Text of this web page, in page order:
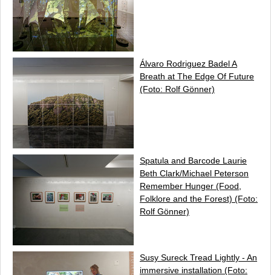
Álvaro Rodriguez BadelA
Breath at The Edge Of Future
(Foto: Rolf Gönner)
Spatula and Barcode Laurie
Beth Clark/Michael Peterson
Remember Hunger (Food,
Folklore and the Forest) (Foto:
Rolf Gönner)
Susy Sureck Tread Lightly - An
immersive installation (Foto: